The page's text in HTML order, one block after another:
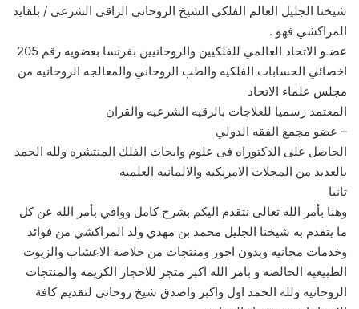
شيخنا الجليل العالم الفلكي الشيخ الروحاني الراقي الشرعي / بلقايد
المراكشي فهو .
عضـو الاتحاد العالمي للفلكيين والروحانيين بفرنسا بعضويه رقم 205
اخصائي الحسابات الفلكيه والطب الروحاني والمعالجه الروحانيه من
مجلس علماء الاتحاد
المعتمد رسميا للعلاجات بالرقيه الشرعيه والقران
– عضو مجمع الفقه الدولي
الحاصل على الدكتوراه فى علوم وابحاث الفلك المنتشره ولله الحمد
بالعديد من المجلات الامريكيه والالمانيه العلميه
ثانيا
وهنا بأمر الله تعالى نتقدم اليكم بشرح كامل ووافي بأمر الله عن كل
ما يتقدم به شيخنا الجليل محمد بن مهدي ولد المراكشي من فوائد
وخدمات مجانيه وبدون اجور ومنتجات من خلاصة الاعشاب والزيوت
الطبيعيه الخالصه و بامر الله اكبر متجر للاحجار الكريمه والمنتجات
الروحانيه ولله الحمد اول واكبر واصدق شيخ روحاني لتقديم كافة